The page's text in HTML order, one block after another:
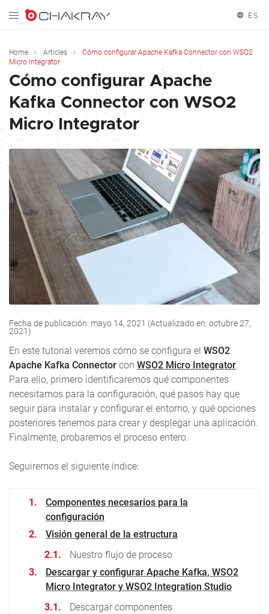
ES
Español
Français
Home Articles
Cómo configurar Apache Kafka Connector con WSO2
Micro Integrator
Cómo configurar Apache
Kafka Connector con WSO2
Micro Integrator
Fecha de publicación: mayo 14, 2021 (Actualizado en: octubre 27,
2021)
En este tutorial veremos cómo se configura el WSO2
Apache Kafka Connector con WSO2 Micro Integrator.
Para ello, primero identificaremos qué componentes
necesitamos para la configuración, qué pasos hay que
seguir para instalar y configurar el entorno, y qué opciones
posteriores tenemos para crear y desplegar una aplicación.
Finalmente, probaremos el proceso entero.
Seguiremos el siguiente índice:
Componentes necesarios para la
configuración
Visión general de la estructura
Nuestro flujo de proceso
Descargar y configurar Apache Kafka, WSO2
Micro Integrator y WSO2 Integration Studio
Descargar componentes